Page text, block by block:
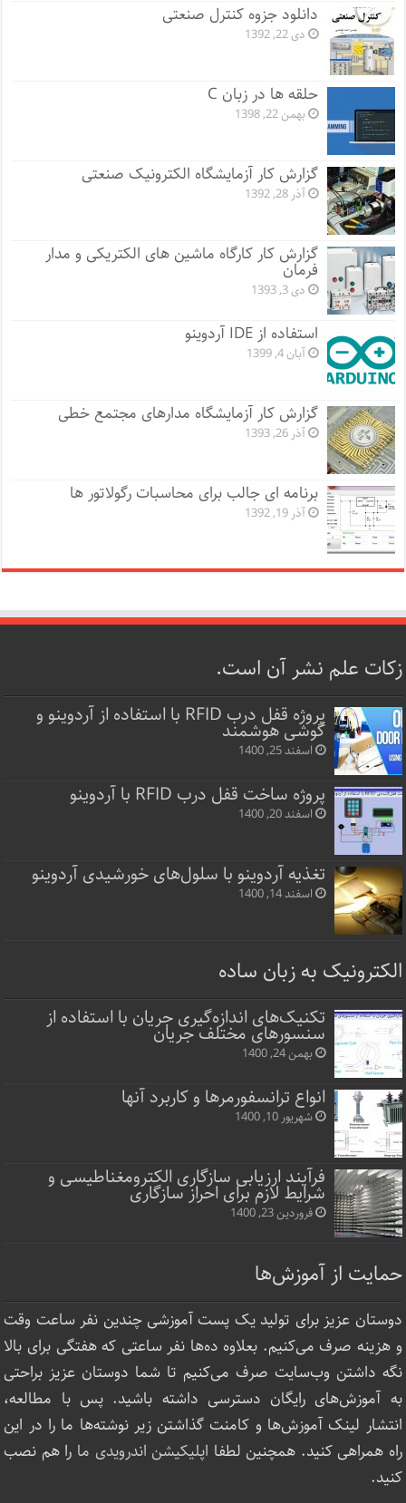
دانلود جزوه کنترل صنعتی
دی 22, 1392
حلقه ها در زبان C
بهمن 22, 1398
گزارش کار آزمایشگاه الکترونیک صنعتی
آذر 28, 1392
گزارش کار کارگاه ماشین های الکتریکی و مدار
فرمان
دی 3, 1393
استفاده از IDE آردوینو
آبان 4, 1399
گزارش کار آزمایشگاه مدارهای مجتمع خطی
آذر 26, 1393
برنامه ای جالب برای محاسبات رگولاتور ها
آذر 19, 1392
زکات علم نشر آن است.
پروژه قفل‌ درب RFID با استفاده از آردوینو و
گوشی هوشمند
اسفند 25, 1400
پروژه ساخت قفل‌ درب RFID با آردوینو
اسفند 20, 1400
تغذیه آردوینو با سلول‌های خورشیدی آردوینو
اسفند 14, 1400
الکترونیک به زبان ساده
تکنیک‌های اندازه‌گیری جریان با استفاده از
سنسورهای مختلف جریان
بهمن 24, 1400
انواع ترانسفورمرها و کاربرد آنها
شهریور 10, 1400
فرآیند ارزیابی سازگاری الکترومغناطیسی و
شرایط لازم برای احراز سازگاری
فروردین 23, 1400
حمایت از آموزش‌ها
دوستان عزیز برای تولید یک پست آموزشی چندین نفر ساعت‌ وقت
و هزینه صرف می‌کنیم. بعلاوه ده‌ها نفر ساعتی که هفتگی برای بالا
نگه داشتن وب‌سایت صرف ‌می‌کنیم تا شما دوستان عزیز براحتی
به آموزش‌های رایگان دسترسی داشته باشید. پس با مطالعه،
انتشار لینک‌ آموزش‌ها و کامنت گذاشتن زیر نوشته‌‌ها ما را در این
راه همراهی کنید. همچنین لطفا اپلیکیشن اندرویدی ما را هم نصب
کنید.